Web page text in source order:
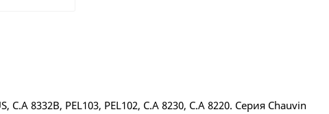
8332B, PEL103, PEL102, C.A 8230, C.A 8220. Серия Chauvin